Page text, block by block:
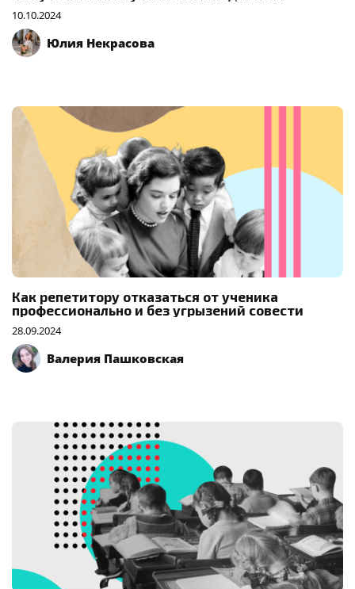
10.10.2024
Юлия Некрасова
Как репетитору отказаться от ученика
профессионально и без угрызений совести
28.09.2024
Валерия Пашковская